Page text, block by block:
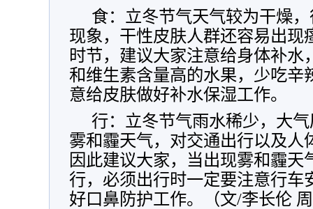
食：立冬节气天气较为干燥
现象，干性皮肤人群还容易出现
时节，建议大家注意给身体补水
和维生素含量高的水果，少吃辛
意给皮肤做好补水保湿工作。
行：立冬节气雨水稀少，大
雾和霾天气，对交通出行以及人
因此建议大家，当出现雾和霾天
行，必须出行时一定要注意行车
好口鼻防护工作。（文/李长伦